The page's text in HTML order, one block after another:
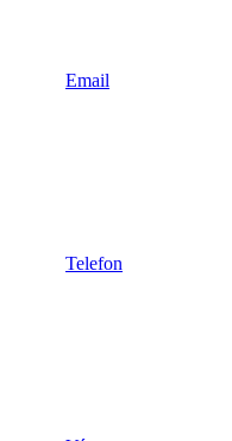
Email
Telefon